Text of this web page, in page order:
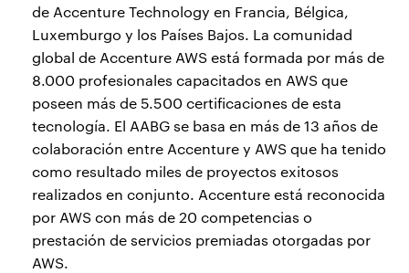
de Accenture Technology en Francia, Bélgica,
Luxemburgo y los Países Bajos. La comunidad
global de Accenture AWS está formada por más de
8.000 profesionales capacitados en AWS que
poseen más de 5.500 certificaciones de esta
tecnología. El AABG se basa en más de 13 años de
colaboración entre Accenture y AWS que ha tenido
como resultado miles de proyectos exitosos
realizados en conjunto. Accenture está reconocida
por AWS con más de 20 competencias o
prestación de servicios premiadas otorgadas por
AWS.